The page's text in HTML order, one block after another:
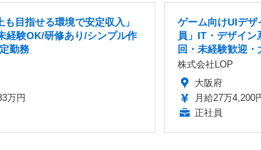
も目指せる環境で安定収入」
経験OK/研修あり/シンプル作
勤務
万円
ゲーム向けUIデザ
員」IT・デザイン
回・未経験歓迎
株式会社LOP
大阪府
月給27万4,200
正社員